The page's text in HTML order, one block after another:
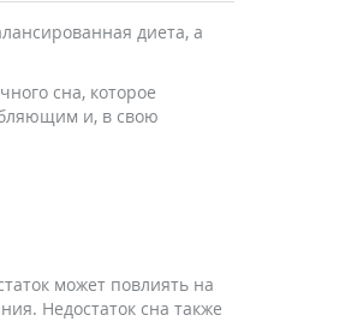
диета, а
сна, которое
и, в свою
может повлиять на
Недостаток сна также